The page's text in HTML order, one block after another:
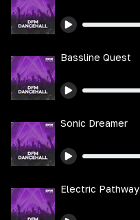
Bassline Quest
Sonic Dreamer
Electric Pathway